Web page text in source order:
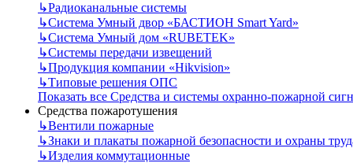
↳Радиоканальные системы
↳Система Умный двор «БАСТИОН Smart Yard»
↳Система Умный дом «RUBETEK»
↳Системы передачи извещений
↳Продукция компании «Hikvision»
↳Типовые решения ОПС
Показать все Средства и системы охранно-пожарной
Средства пожаротушения
↳Вентили пожарные
↳Знаки и плакаты пожарной безопасности и охраны
↳Изделия коммутационные